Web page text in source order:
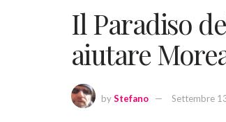
Il Paradiso
aiutare
byStefano Settembre